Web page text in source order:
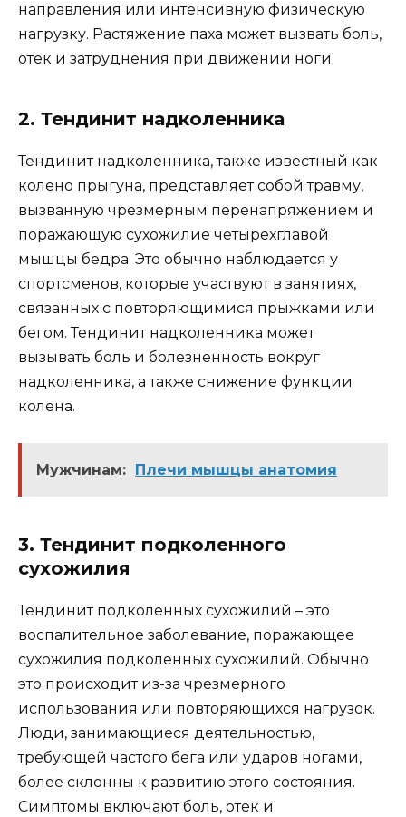
направления или интенсивную физическую
нагрузку. Растяжение паха может вызвать боль,
отек и затруднения при движении ноги.
2. Тендинит надколенника
Тендинит надколенника, также известный как
колено прыгуна, представляет собой травму,
вызванную чрезмерным перенапряжением и
поражающую сухожилие четырехглавой
мышцы бедра. Это обычно наблюдается у
спортсменов, которые участвуют в занятиях,
связанных с повторяющимися прыжками или
бегом. Тендинит надколенника может
вызывать боль и болезненность вокруг
надколенника, а также снижение функции
колена.
Мужчинам: Плечи мышцы анатомия
3. Тендинит подколенного
сухожилия
Тендинит подколенных сухожилий – это
воспалительное заболевание, поражающее
сухожилия подколенных сухожилий. Обычно
это происходит из-за чрезмерного
использования или повторяющихся нагрузок.
Люди, занимающиеся деятельностью,
требующей частого бега или ударов ногами,
более склонны к развитию этого состояния.
Симптомы включают боль, отек и